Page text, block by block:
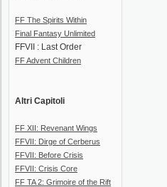
FF The Spirits Within
Final Fantasy Unlimited
FFVII : Last Order
FF Advent Children
Altri Capitoli
FF XII: Revenant Wings
FFVII: Dirge of Cerberus
FFVII: Before Crisis
FFVII: Crisis Core
FF TA 2: Grimoire of the Rift